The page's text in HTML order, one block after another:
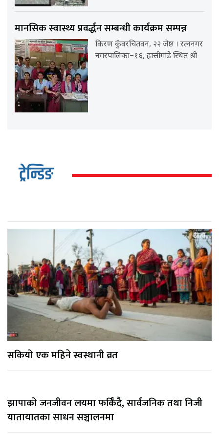
मानसिक स्वास्थ्य प्रवर्द्धन सम्बन्धी कार्यक्रम सम्पन्न
किरण कुँवरचितवन, २२ जेष्ठ । रत्ननगर
नगरपालिका–१६, हात्तीगाडे स्थित श्री
ट्रेन्डिङ
सकियो एक महिने स्वस्थानी व्रत
झापाको जनजीवन लयमा फर्किँदै, सार्वजनिक तथा निजी
यातायातका साधन सञ्चालनमा